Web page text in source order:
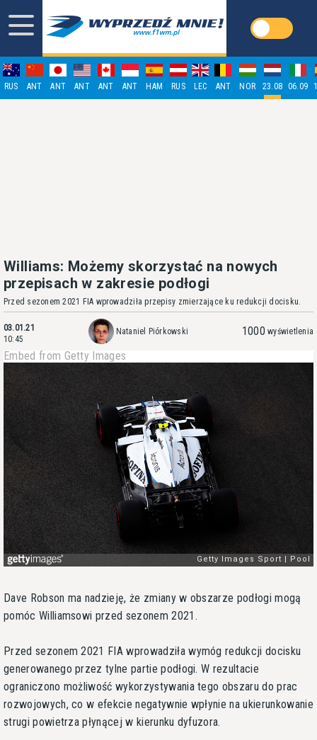
RUS ANT ANT ANT ANT ANT HAM RUS LEC ANT NOR 23.08 06.09
Williams: Możemy skorzystać na nowych
przepisach w zakresie podłogi
Przed sezonem 2021 FIA wprowadziła przepisy zmierzające ku redukcji docisku.
03.01.21
10:45
Nataniel Piórkowski 1000 wyświetlenia
Embed from Getty Images
Dave Robson ma nadzieję, że zmiany w obszarze podłogi mogą
pomóc Williamsowi przed sezonem 2021.
Przed sezonem 2021 FIA wprowadziła wymóg redukcji docisku
generowanego przez tylne partie podłogi. W rezultacie
ograniczono możliwość wykorzystywania tego obszaru do prac
rozwojowych, co w efekcie negatywnie wpłynie na ukierunkowanie
strugi powietrza płynącej w kierunku dyfuzora.